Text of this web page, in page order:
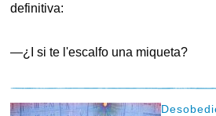
definitiva:
—¿I si te l'escalfo una miqueta?